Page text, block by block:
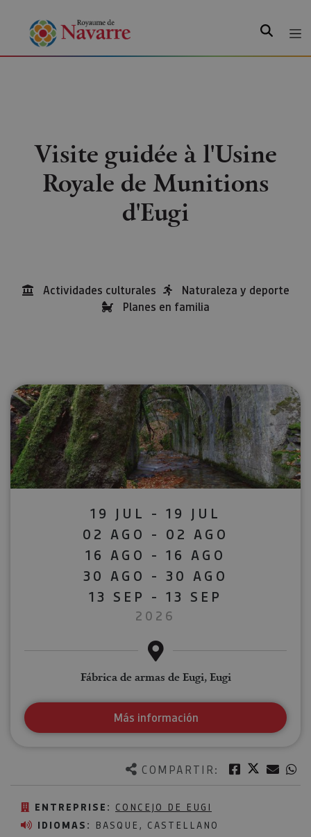
Visite guidée à l'Usine
Royale de Munitions
d'Eugi
Actividades culturales
Naturaleza y deporte
Planes en familia
COMPARTIR: Facebook
Twitter
ENTREPRISE: CONCEJO DE EUGI
IDIOMAS: BASQUE, CASTELLANO
19 JUL - 19 JUL
02 AGO - 02 AGO
16 AGO - 16 AGO
30 AGO - 30 AGO
13 SEP - 13 SEP
2026
Fábrica de armas de Eugi, Eugi
Más información